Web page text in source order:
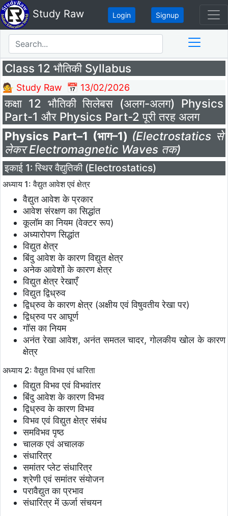
Study Raw Login Signup
Class 12 भौतिकी Syllabus
💁 Study Raw 📅 13/02/2026
कक्षा 12 भौतिकी सिलेबस (अलग-अलग) Physics
Part-1 और Physics Part-2 पूरी तरह अलग
Physics Part–1 (भाग–1) (Electrostatics से
लेकर Electromagnetic Waves तक)
इकाई 1: स्थिर वैद्युतिकी (Electrostatics)
अध्याय 1: वैद्युत आवेश एवं क्षेत्र
वैद्युत आवेश के प्रकार
आवेश संरक्षण का सिद्धांत
कूलॉम का नियम (वेक्टर रूप)
अध्यारोपण सिद्धांत
विद्युत क्षेत्र
बिंदु आवेश के कारण विद्युत क्षेत्र
अनेक आवेशों के कारण क्षेत्र
विद्युत क्षेत्र रेखाएँ
विद्युत द्विध्रुव
द्विध्रुव के कारण क्षेत्र (अक्षीय एवं विषुवतीय रेखा पर)
द्विध्रुव पर आघूर्ण
गॉस का नियम
अनंत रेखा आवेश, अनंत समतल चादर, गोलकीय खोल के कारण
क्षेत्र
अध्याय 2: वैद्युत विभव एवं धारिता
विद्युत विभव एवं विभवांतर
बिंदु आवेश के कारण विभव
द्विध्रुव के कारण विभव
विभव एवं विद्युत क्षेत्र संबंध
समविभव पृष्ठ
चालक एवं अचालक
संधारित्र
समांतर प्लेट संधारित्र
श्रेणी एवं समांतर संयोजन
परावैद्युत का प्रभाव
संधारित्र में ऊर्जा संचयन